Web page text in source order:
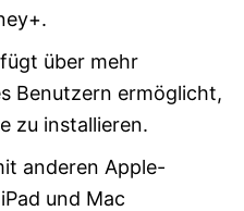
über mehr
Benutzern ermöglicht,
zu installieren.
anderen Apple-
und Mac